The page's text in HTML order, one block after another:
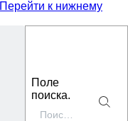
Перейти к нижнему
Поле
поиска.